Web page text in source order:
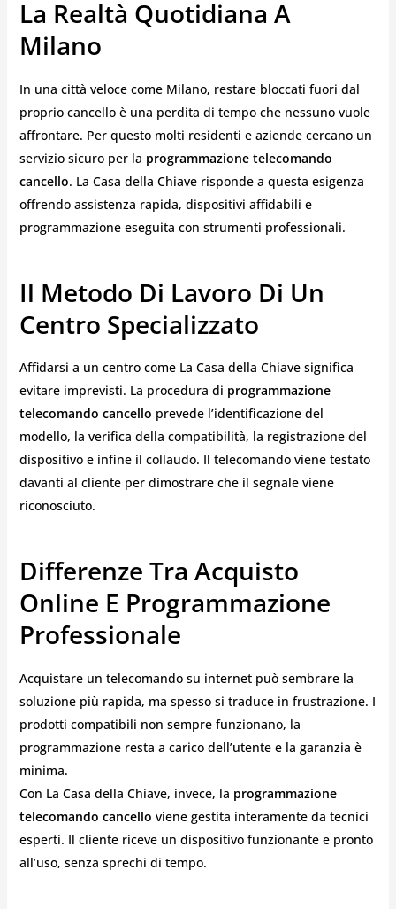
La Realtà Quotidiana A
Milano
In una città veloce come Milano, restare bloccati fuori dal
proprio cancello è una perdita di tempo che nessuno vuole
affrontare. Per questo molti residenti e aziende cercano un
servizio sicuro per la programmazione telecomando
cancello. La Casa della Chiave risponde a questa esigenza
offrendo assistenza rapida, dispositivi affidabili e
programmazione eseguita con strumenti professionali.
Il Metodo Di Lavoro Di Un
Centro Specializzato
Affidarsi a un centro come La Casa della Chiave significa
evitare imprevisti. La procedura di programmazione
telecomando cancello prevede l’identificazione del
modello, la verifica della compatibilità, la registrazione del
dispositivo e infine il collaudo. Il telecomando viene testato
davanti al cliente per dimostrare che il segnale viene
riconosciuto.
Differenze Tra Acquisto
Online E Programmazione
Professionale
Acquistare un telecomando su internet può sembrare la
soluzione più rapida, ma spesso si traduce in frustrazione. I
prodotti compatibili non sempre funzionano, la
programmazione resta a carico dell’utente e la garanzia è
minima.
Con La Casa della Chiave, invece, la programmazione
telecomando cancello viene gestita interamente da tecnici
esperti. Il cliente riceve un dispositivo funzionante e pronto
all’uso, senza sprechi di tempo.